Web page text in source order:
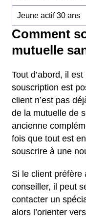
Jeune actif 30 ans
Comment
mutuelle
Tout d’abord, il
souscription est
client n’est pas
de la mutuelle de
ancienne
fois que tout est
souscrire à une
Si le client préfère
conseiller, il peut
contacter un
alors l’orienter